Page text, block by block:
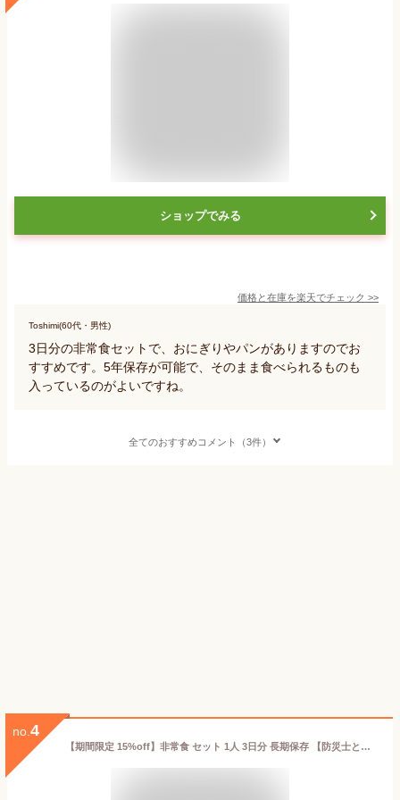
ショップでみる
価格と在庫を楽天でチェック >>
Toshimi(60代・男性)
3日分の非常食セットで、おにぎりやパンがありますのでお
すすめです。5年保存が可能で、そのまま食べられるものも
入っているのがよいですね。
全てのおすすめコメント（3件）
no. 4
【期間限定 15%off】非常食 セット 1人 3日分 長期保存 【防災士と栄養士が考案した身体も心も満足の17種類20点セット】 非常食セット 3日 保存食 水 パン アルファ米 防災グッズ 防災 備蓄 災害 食品 プレゼント ギフト 贈り物 防災の日 スーパーSALE Defend Future